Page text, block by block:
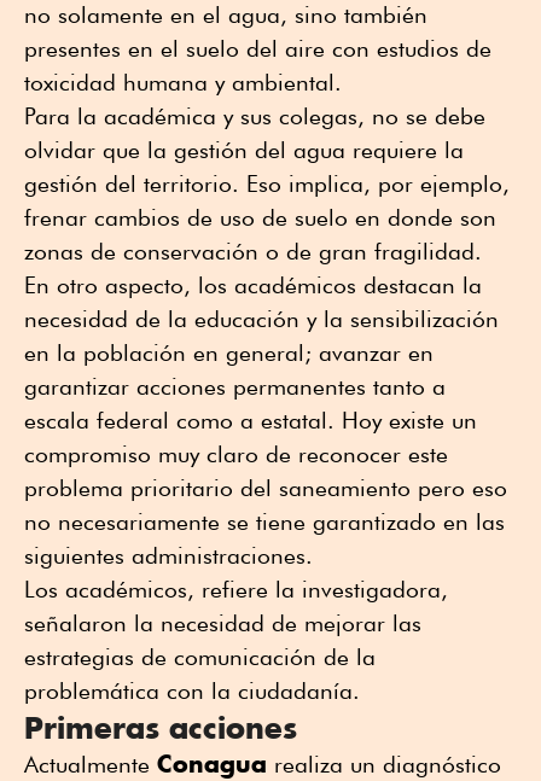
no solamente en el agua, sino también
presentes en el suelo del aire con estudios de
toxicidad humana y ambiental.
Para la académica y sus colegas, no se debe
olvidar que la gestión del agua requiere la
gestión del territorio. Eso implica, por ejemplo,
frenar cambios de uso de suelo en donde son
zonas de conservación o de gran fragilidad.
En otro aspecto, los académicos destacan la
necesidad de la educación y la sensibilización
en la población en general; avanzar en
garantizar acciones permanentes tanto a
escala federal como a estatal. Hoy existe un
compromiso muy claro de reconocer este
problema prioritario del saneamiento pero eso
no necesariamente se tiene garantizado en las
siguientes administraciones.
Los académicos, refiere la investigadora,
señalaron la necesidad de mejorar las
estrategias de comunicación de la
problemática con la ciudadanía.
Primeras acciones
Actualmente Conagua realiza un diagnóstico